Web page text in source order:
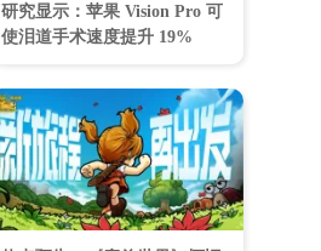
研究显示：苹果 Vision Pro 可
使泪道手术速度提升 19%